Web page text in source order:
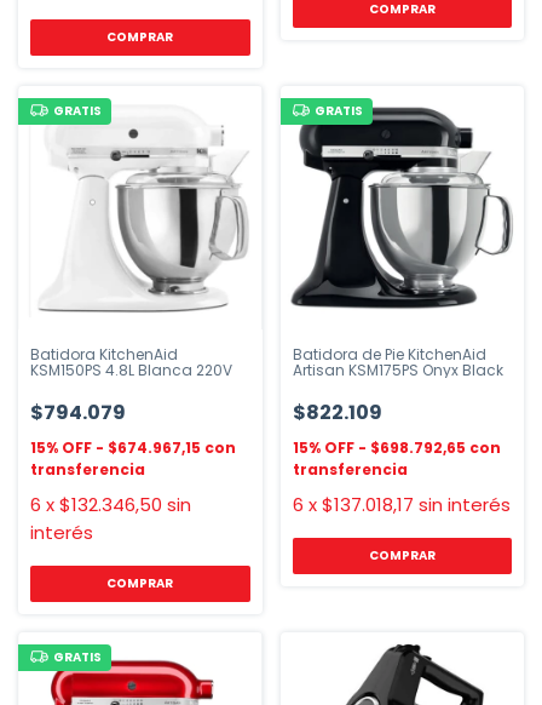
COMPRAR
GRATIS
Batidora KitchenAid
KSM150PS 4.8L Blanca 220V
$794.079
$674.967,15
6 x$132.346,50 sin
interés
GRATIS
Batidora de Pie KitchenAid
Artisan KSM175PS Onyx Black
$822.109
$698.792,65
6 x$137.018,17 sin interés
GRATIS